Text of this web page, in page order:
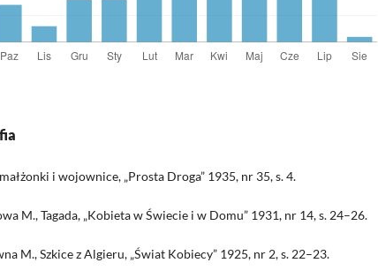
i wojownice, „Prosta Droga” 1935, nr 35, s. 4.
M., Tagada, „Kobieta w Świecie i w Domu” 1931, nr 14, s. 24–26.
M., Szkice z Algieru, „Świat Kobiecy” 1925, nr 2, s. 22–23.